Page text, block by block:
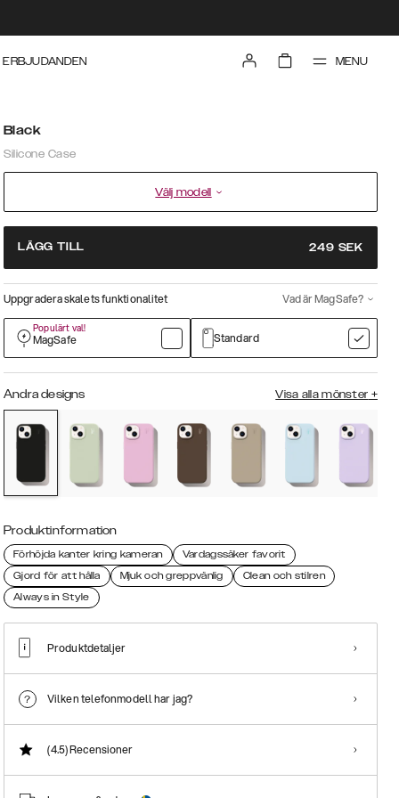
ERBJUDANDEN MENU
Black
Silicone Case
Välj modell
LÄGG TILL 249 SEK
Uppgradera skalets funktionalitet Vad är MagSafe?
Populärt val!
MagSafe Standard
Andra designs Visa alla mönster +
Produktinformation
Förhöjda kanter kring kameran
Vardagssäker favorit
Gjord för att hålla
Mjuk och greppvänlig
Clean och stilren
Always in Style
Produktdetaljer
Vilken telefonmodell har jag?
(4.5)Recensioner